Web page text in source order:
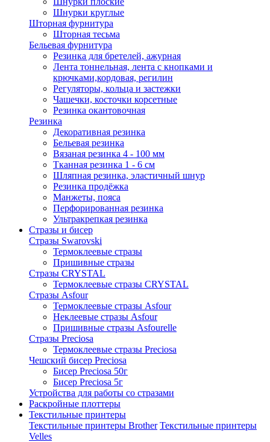
Шнурки круглые
Шторная фурнитура
Шторная тесьма
Бельевая фурнитура
Резинка для бретелей, ажурная
Лента тоннельная, лента с кнопками и
крючками,кордовая, регилин
Регуляторы, кольца и застежки
Чашечки, косточки корсетные
Резинка окантовочная
Резинка
Декоративная резинка
Бельевая резинка
Вязаная резинка 4 - 100 мм
Тканная резинка 1 - 6 см
Шляпная резинка, эластичный шнур
Резинка продёжка
Манжеты, пояса
Перфорированная резинка
Ультракрепкая резинка
Стразы и бисер
Стразы Swarovski
Термоклеевые стразы
Пришивные стразы
Стразы CRYSTAL
Термоклеевые стразы CRYSTAL
Стразы Asfour
Термоклеевые стразы Asfour
Неклеевые стразы Asfour
Пришивные стразы Asfourelle
Стразы Preciosa
Термоклеевые стразы Preciosa
Чешский бисер Preciosa
Бисер Preciosa 50г
Бисер Preciosa 5г
Устройства для работы со стразами
Раскройные плоттеры
Текстильные принтеры
Текстильные принтеры Brother Текстильные принтеры
Velles